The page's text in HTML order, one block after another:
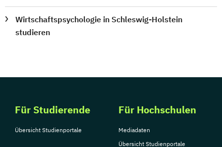
Wirtschaftspsychologie in Schleswig-Holstein
studieren
Für Studierende
Übersicht Studienportale
Für Hochschulen
Mediadaten
Übersicht Studienportale